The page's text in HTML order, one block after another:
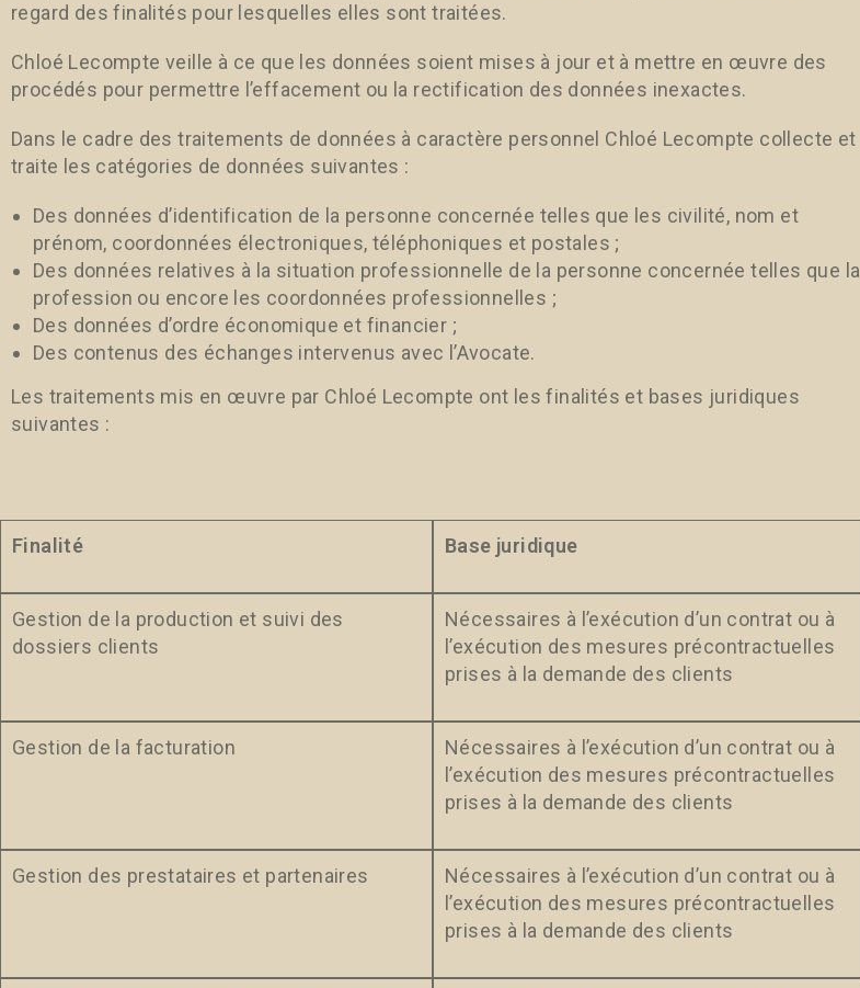
regard des finalités pour lesquelles elles sont traitées.
Chloé Lecompte veille à ce que les données soient mises à jour et à mettre en œuvre des
procédés pour permettre l’effacement ou la rectification des données inexactes.
Dans le cadre des traitements de données à caractère personnel Chloé Lecompte collecte et
traite les catégories de données suivantes :
Des données d’identification de la personne concernée telles que les civilité, nom et
prénom, coordonnées électroniques, téléphoniques et postales ;
Des données relatives à la situation professionnelle de la personne concernée telles que la
profession ou encore les coordonnées professionnelles ;
Des données d’ordre économique et financier ;
Des contenus des échanges intervenus avec l’Avocate.
Les traitements mis en œuvre par Chloé Lecompte ont les finalités et bases juridiques
suivantes :
Finalité Base juridique
Gestion de la production et suivi des
dossiers clients
Nécessaires à l’exécution d’un contrat ou à
l’exécution des mesures précontractuelles
prises à la demande des clients
Gestion de la facturation
Nécessaires à l’exécution d’un contrat ou à
l’exécution des mesures précontractuelles
prises à la demande des clients
Gestion des prestataires et partenaires
Nécessaires à l’exécution d’un contrat ou à
l’exécution des mesures précontractuelles
prises à la demande des clients